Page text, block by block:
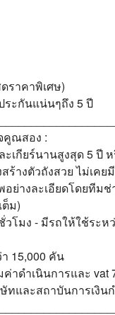
ราคาพิเศษ)
ระกันแน่นๆถึง 5 ปี
คูณสอง :
ะเกียร์นานสูงสุด 5 ปี
สร้างตัวถังสวย ไม่เค
อย่างละเอียดโดยทีม
ต็ม)
วโมง - มีรถให้ใช้ระห
15,000 คัน
าดำเนินการและ vat
ทและสถาบันการเงิน